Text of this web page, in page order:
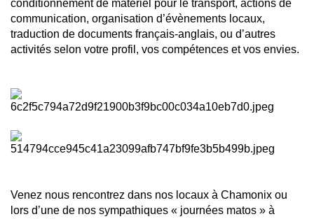
conditionnement de matériel pour le transport, actions de
communication, organisation d’évènements locaux,
traduction de documents français-anglais, ou d’autres
activités selon votre profil, vos compétences et vos envies.
Venez nous rencontrez dans nos locaux à Chamonix ou
lors d’une de nos sympathiques « journées matos » à